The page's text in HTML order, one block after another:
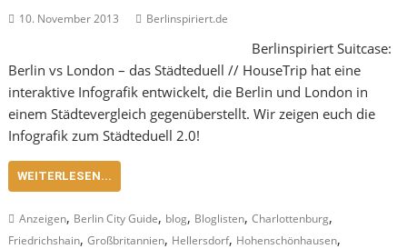
10. November 2013 Berlinspiriert.de
Berlinspiriert Suitcase:
Berlin vs London – das Städteduell // HouseTrip hat eine
interaktive Infografik entwickelt, die Berlin und London in
einem Städtevergleich gegenüberstellt. Wir zeigen euch die
Infografik zum Städteduell 2.0!
WEITERLESEN...
Anzeigen, Berlin City Guide, blog, Bloglisten,Charlottenburg,
Friedrichshain,Großbritannien, Hellersdorf, Hohenschönhausen,